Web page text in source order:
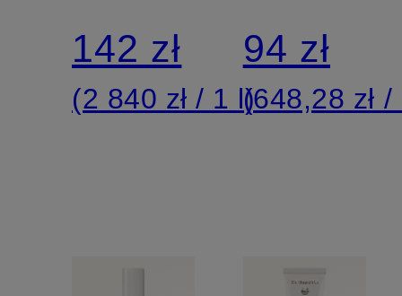
dzień
142 zł
(2 840 zł / 1 l)
I
94 zł
(648,28 zł